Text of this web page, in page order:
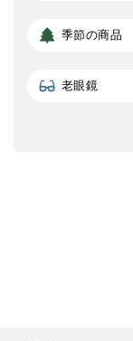
季節の商品
老眼鏡